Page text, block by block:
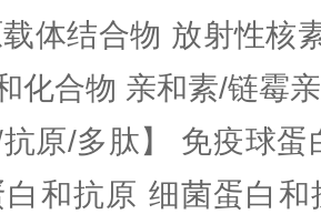
体结合物 放射性核
化合物 亲和素/链霉
/抗原/多肽】 免疫球
白和抗原 细菌蛋白